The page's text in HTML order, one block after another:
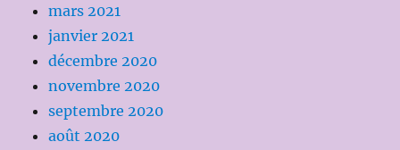
mars 2021
janvier 2021
décembre 2020
novembre 2020
septembre 2020
août 2020